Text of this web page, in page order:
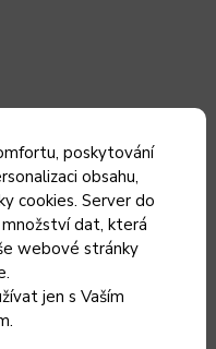
poskytování
obsahu,
cookies. Server do
dat, která
webové stránky
jen s Vaším